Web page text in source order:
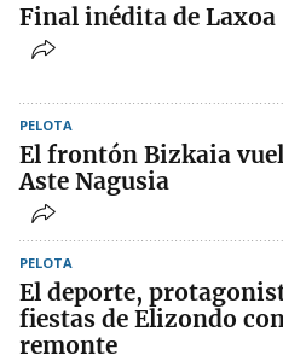
Final inédita de Laxoa
PELOTA
El frontón Bizkaia
Aste Nagusia
PELOTA
El deporte,
fiestas de Elizondo
remonte